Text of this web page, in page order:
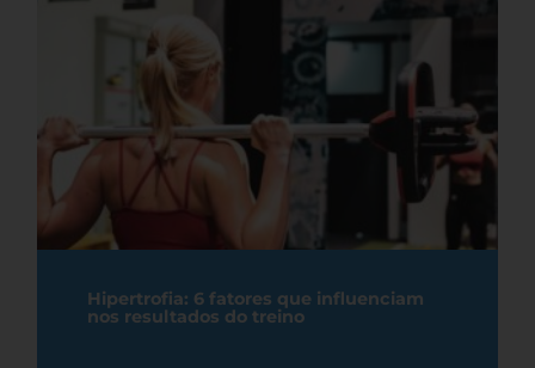
Hipertrofia: 6 fatores que influenciam
nos resultados do treino